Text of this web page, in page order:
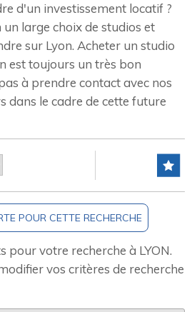
d'un investissement locatif ?
large choix de studios et
sur Lyon. Acheter un studio
est toujours un très bon
à prendre contact avec nos
dans le cadre de cette future
pour votre recherche à LYON.
vos critères de recherche